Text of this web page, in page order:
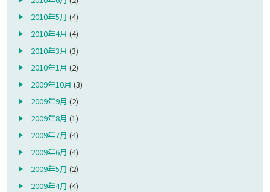
2010年5月 (4)
2010年4月 (4)
2010年3月 (3)
2010年1月 (2)
2009年10月 (3)
2009年9月 (2)
2009年8月 (1)
2009年7月 (4)
2009年6月 (4)
2009年5月 (2)
2009年4月 (4)